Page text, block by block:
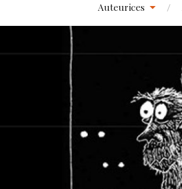
Auteurices